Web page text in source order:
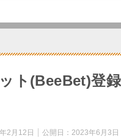
ト(BeeBet)登
2月12日 公開日： 2023年6月3日